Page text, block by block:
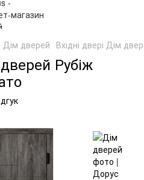
Дім дверей Вхідні двері Дім
Рубіж